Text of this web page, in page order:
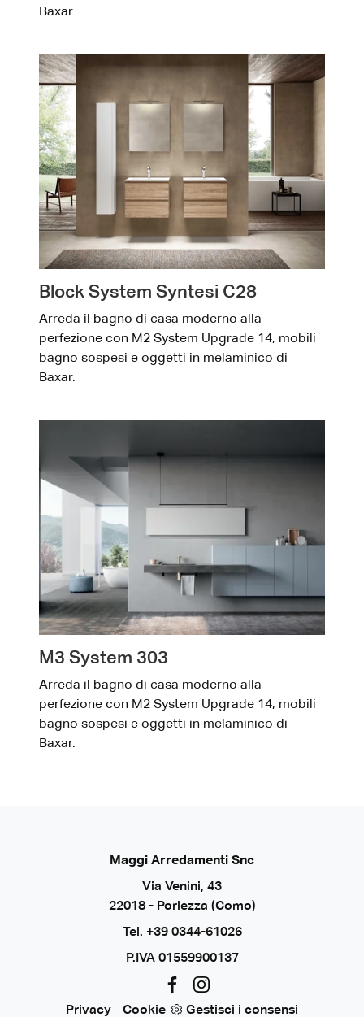
Baxar.
Block System Syntesi C28
Arreda il bagno di casa moderno alla
perfezione con M2 System Upgrade 14, mobili
bagno sospesi e oggetti in melaminico di
Baxar.
M3 System 303
Arreda il bagno di casa moderno alla
perfezione con M2 System Upgrade 14, mobili
bagno sospesi e oggetti in melaminico di
Baxar.
Maggi Arredamenti Snc
Via Venini, 43
22018 - Porlezza (Como)
Tel. +39 0344-61026
P.IVA 01559900137
Privacy - Cookie Gestisci i consensi